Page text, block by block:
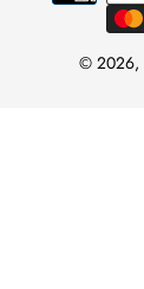
© 2026,